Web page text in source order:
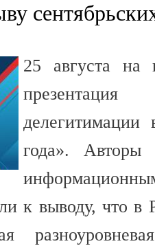
25 августа
презентация
года». Авторы
к выводу, что в